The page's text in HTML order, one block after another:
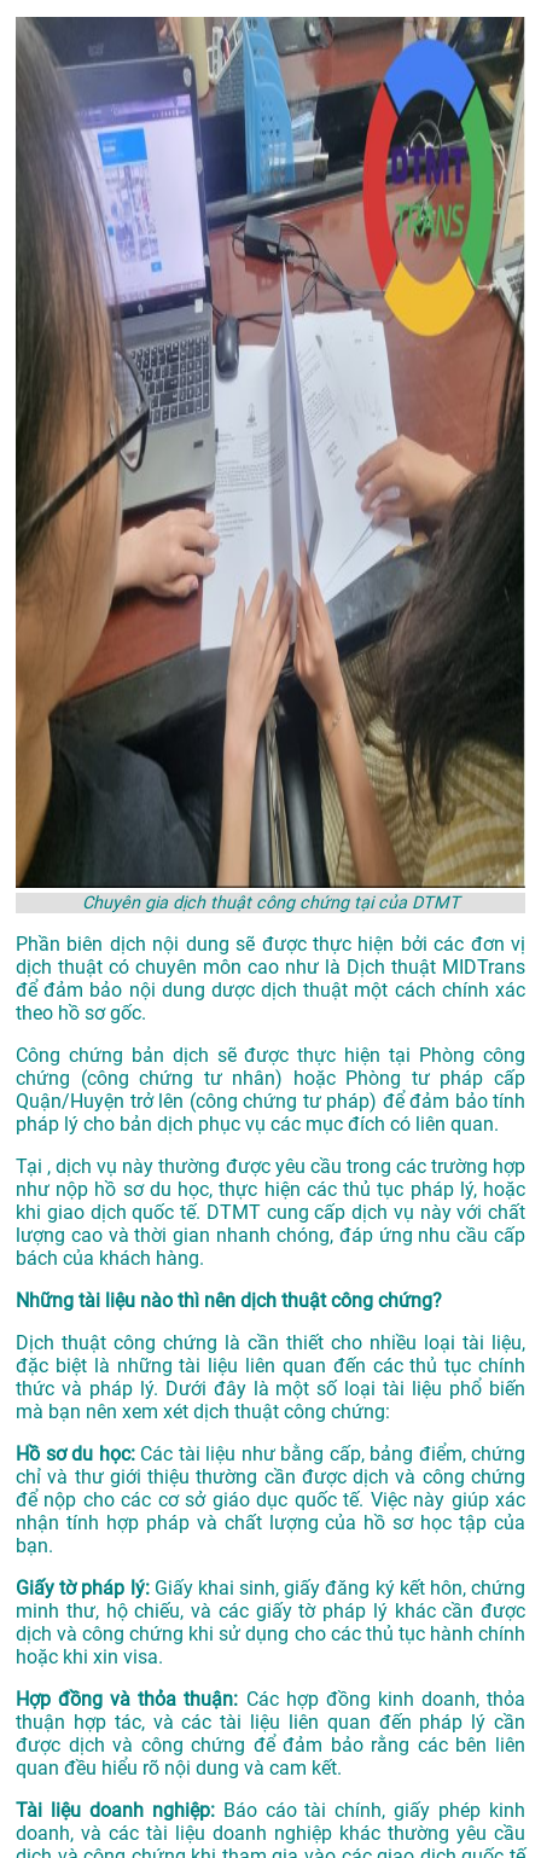
Chuyên gia dịch thuật công chứng tại của DTMT
Phần biên dịch nội dung sẽ được thực hiện bởi các đơn vị
dịch thuật có chuyên môn cao như là Dịch thuật MIDTrans
để đảm bảo nội dung dược dịch thuật một cách chính xác
theo hồ sơ gốc.
Công chứng bản dịch sẽ được thực hiện tại Phòng công
chứng (công chứng tư nhân) hoặc Phòng tư pháp cấp
Quận/Huyện trở lên (công chứng tư pháp) để đảm bảo tính
pháp lý cho bản dịch phục vụ các mục đích có liên quan.
Tại , dịch vụ này thường được yêu cầu trong các trường hợp
như nộp hồ sơ du học, thực hiện các thủ tục pháp lý, hoặc
khi giao dịch quốc tế. DTMT cung cấp dịch vụ này với chất
lượng cao và thời gian nhanh chóng, đáp ứng nhu cầu cấp
bách của khách hàng.
Những tài liệu nào thì nên dịch thuật công chứng?
Dịch thuật công chứng là cần thiết cho nhiều loại tài liệu,
đặc biệt là những tài liệu liên quan đến các thủ tục chính
thức và pháp lý. Dưới đây là một số loại tài liệu phổ biến
mà bạn nên xem xét dịch thuật công chứng:
Hồ sơ du học:Các tài liệu như bằng cấp, bảng điểm, chứng
chỉ và thư giới thiệu thường cần được dịch và công chứng
để nộp cho các cơ sở giáo dục quốc tế. Việc này giúp xác
nhận tính hợp pháp và chất lượng của hồ sơ học tập của
bạn.
Giấy tờ pháp lý:Giấy khai sinh, giấy đăng ký kết hôn, chứng
minh thư, hộ chiếu, và các giấy tờ pháp lý khác cần được
dịch và công chứng khi sử dụng cho các thủ tục hành chính
hoặc khi xin visa.
Hợp đồng và thỏa thuận: Các hợp đồng kinh doanh, thỏa
thuận hợp tác, và các tài liệu liên quan đến pháp lý cần
được dịch và công chứng để đảm bảo rằng các bên liên
quan đều hiểu rõ nội dung và cam kết.
Tài liệu doanh nghiệp:Báo cáo tài chính, giấy phép kinh
doanh, và các tài liệu doanh nghiệp khác thường yêu cầu